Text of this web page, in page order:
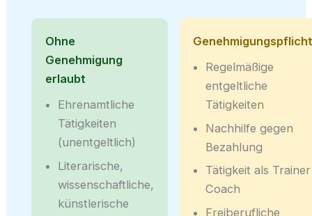
Ohne
Genehmigung
erlaubt
Ehrenamtliche
Tätigkeiten
(unentgeltlich)
Literarische,
wissenschaftliche,
künstlerische
Regelmäßige
entgeltliche
Tätigkeiten
Nachhilfe gegen
Bezahlung
Tätigkeit als
Coach
Freiberufliche